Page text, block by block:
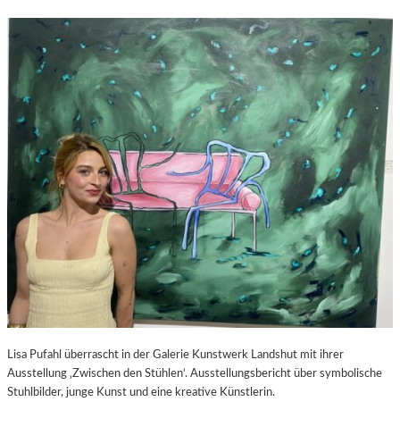
S
C
H
A
B
E
L
-
K
U
L
T
U
R
-
B
O
G
–
F
I
L
M
K
R
I
T
I
K
Z
U
P
E
D
O
A
L
Lisa Pufahl überrascht in der Galerie Kunstwerk Landshut mit ihrer
Ausstellung ‚Zwischen den Stühlen‘. Ausstellungsbericht über symbolische
Stuhlbilder, junge Kunst und eine kreative Künstlerin.